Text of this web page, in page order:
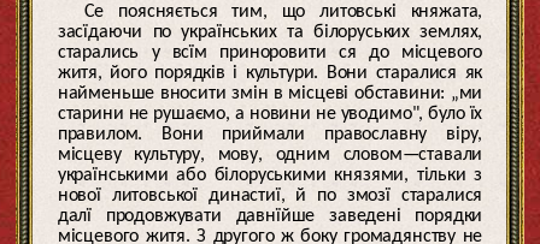
Се поясняється тим, що литовські княжата,
засїдаючи по українських та білоруських землях,
старались у всїм приноровити ся до місцевого
житя, його порядків і культури. Вони старалися як
найменьше вносити змін в місцеві обставини: „ми
старини не рушаємо, а новини не уводимо", було їх
правилом. Вони приймали православну віру,
місцеву культуру, мову, одним словом—ставали
українськими або білоруськими князями, тільки з
нової литовської династиї, й по змозї старалися
далї продовжувати давнїйше заведені порядки
місцевого житя. З другого ж боку громадянству не